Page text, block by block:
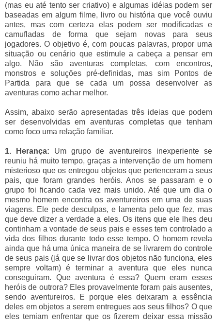
(mas eu até tento ser criativo) e algumas idéias podem ser
baseadas em algum filme, livro ou história que você ouviu
antes, mas com certeza elas podem ser modificadas e
camufladas de forma que sejam novas para seus
jogadores. O objetivo é, com poucas palavras, propor uma
situação ou cenário que estimule a cabeça a pensar em
algo. Não são aventuras completas, com encontros,
monstros e soluções pré-definidas, mas sim Pontos de
Partida para que se cada um possa desenvolver as
aventuras como achar melhor.
Assim, abaixo serão apresentadas três ideias que podem
ser desenvolvidas em aventuras completas que tenham
como foco uma relação familiar.
1. Herança: Um grupo de aventureiros inexperiente se
reuniu há muito tempo, graças a intervenção de um homem
misterioso que os entregou objetos que pertenceram a seus
pais, que foram grandes heróis. Anos se passaram e o
grupo foi ficando cada vez mais unido. Até que um dia o
mesmo homem encontra os aventureiros em uma de suas
viagens. Ele pede desculpas, e lamenta pelo que fez, mas
que deve dizer a verdade a eles. Os itens que ele lhes deu
continham a vontade de seus pais e esses tem controlado a
vida dos filhos durante todo esse tempo. O homem revela
ainda que há uma única maneira de se livrarem do controle
de seus pais (já que se livrar dos objetos não funciona, eles
sempre voltam) é terminar a aventura que eles nunca
conseguiram. Que aventura é essa? Quem eram esses
heróis de outrora? Eles provavelmente foram pais ausentes,
sendo aventureiros. E porque eles deixaram a essência
deles em objetos a serem entregues aos seus filhos? O que
eles temiam enfrentar que os fizerem deixar essa missão